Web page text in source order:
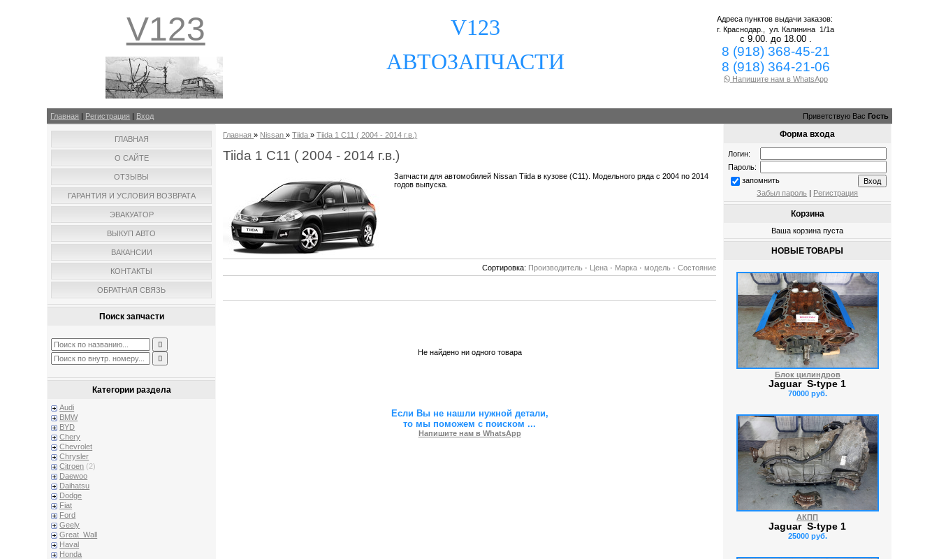
V123
V123
АВТОЗАПЧАСТИ
Адреса пунктов выдачи заказов:
г. Краснодар.,ул. Калинина 1/1а
с 9.00. до 18.00 .
8 (918) 368-45-21
8 (918) 364-21-06
Напишите нам в WhatsApp
Главная | Регистрация | Вход Приветствую Вас Гость
ГЛАВНАЯ
О САЙТЕ
ОТЗЫВЫ
ГАРАНТИЯ И УСЛОВИЯ ВОЗВРАТА
ЭВАКУАТОР
ВЫКУП АВТО
ВАКАНСИИ
КОНТАКТЫ
ОБРАТНАЯ СВЯЗЬ
Поиск запчасти
Категории раздела
Audi
BMW
BYD
Chery
Chevrolet
Chrysler
Citroen (2)
Daewoo
Daihatsu
Dodge
Fiat
Ford
Geely
Great_Wall
Haval
Honda
Главная » Nissan »Tiida »Tiida 1 C11 ( 2004 - 2014 г.в.)
Tiida 1 C11 ( 2004 - 2014 г.в.)
Запчасти для автомобилей Nissan Tiida в кузове (C11). Модельного ряда с 2004 по 2014
годов выпуска.
Сортировка: Производитель · Цена · Марка ·модель ·Состояние
Не найдено ни одного товара
Если Вы не нашли нужной детали,
то мы поможем с поиском...
Напишите нам в WhatsApp
Форма входа
Логин:
Пароль:
запомнить
Забыл пароль | Регистрация
Корзина
Ваша корзина пуста
НОВЫЕ ТОВАРЫ
Блок цилиндров
Jaguar S-type 1
70000 руб.
АКПП
Jaguar S-type 1
25000 руб.